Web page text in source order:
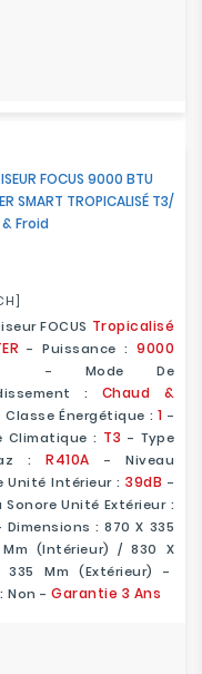
FOCUS 9000 BTU
SMART TROPICALISÉ T3/
Froid
FOCUS Tropicalisé
- Puissance : 9000
Mode De
: Chaud &
Classe Énergétique : 1 -
Climatique : T3 - Type
:R410A - Niveau
Unité Intérieur :39dB -
Sonore Unité Extérieur :
Dimensions : 870 X 335
Mm (Intérieur) / 830 X
335 Mm (Extérieur) -
Non - Garantie 3 Ans